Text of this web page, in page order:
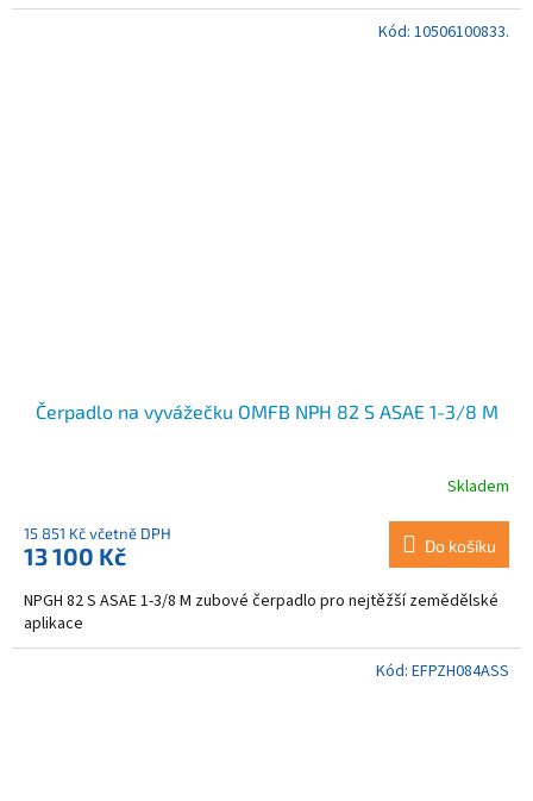
Čerpadlo na vyvážečku OMFB NPH 82 S ASAE 1-3/8 M
Skladem
15 851 Kč včetně DPH
13 100 Kč Do košíku
NPGH 82 S ASAE 1-3/8 M zubové čerpadlo pro nejtěžší zemědělské
aplikace
Kód: 10506100833.
Kód: EFPZH084ASS